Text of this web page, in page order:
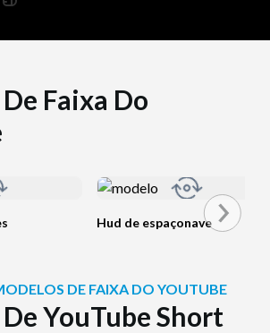
Faixa Do
Hud de espaçonave
DE FAIXA DO YOUTUBE
YouTube Short